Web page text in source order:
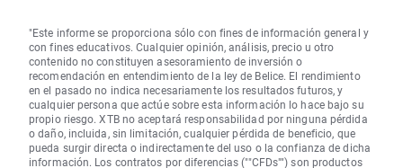
"Este informe se proporciona sólo con fines de información general y
con fines educativos. Cualquier opinión, análisis, precio u otro
contenido no constituyen asesoramiento de inversión o
recomendación en entendimiento de la ley de Belice. El rendimiento
en el pasado no indica necesariamente los resultados futuros, y
cualquier persona que actúe sobre esta información lo hace bajo su
propio riesgo. XTB no aceptará responsabilidad por ninguna pérdida
o daño, incluida, sin limitación, cualquier pérdida de beneficio, que
pueda surgir directa o indirectamente del uso o la confianza de dicha
información. Los contratos por diferencias (""CFDs"") son productos